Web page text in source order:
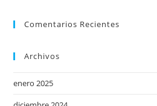
Comentarios Recientes
Archivos
enero 2025